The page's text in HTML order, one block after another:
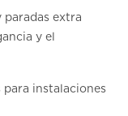
extra
y el
para instalaciones